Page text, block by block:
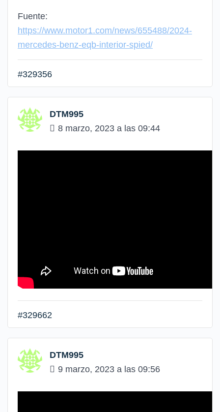
Fuente:
https://www.motor1.com/news/655488/2024-
mercedes-benz-eqb-interior-spied/
#329356
DTM995
8 marzo, 2023 a las 09:44
#329662
DTM995
9 marzo, 2023 a las 09:56